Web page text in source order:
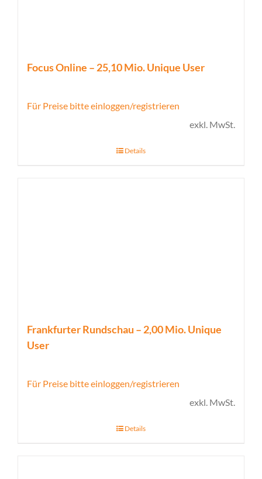
Focus Online – 25,10 Mio. Unique User
Für Preise bitte einloggen/registrieren
exkl. MwSt.
Details
Frankfurter Rundschau – 2,00 Mio. Unique
User
Für Preise bitte einloggen/registrieren
exkl. MwSt.
Details